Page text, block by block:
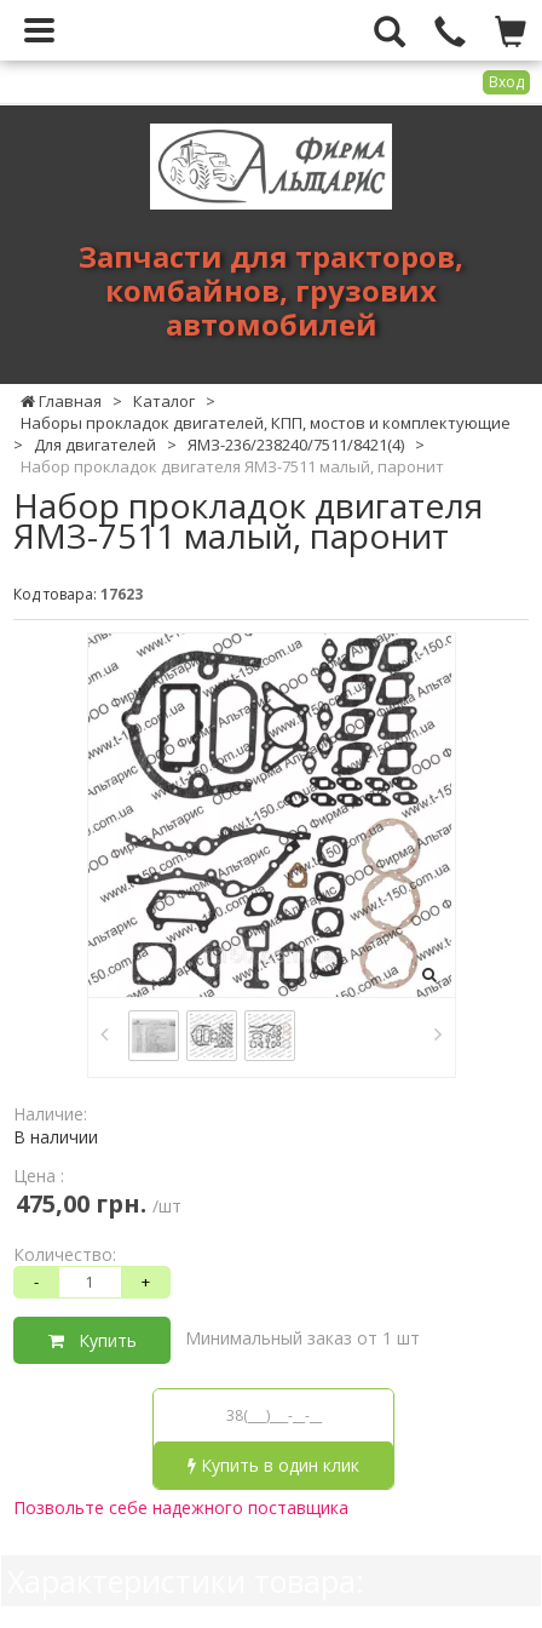
Вход
тракторов,
комбайнов,
Запчасти для тракторов,
комбайнов, грузових
автомобилей
Главная > Каталог >
Наборы прокладок двигателей, КПП, мостов и комплектующие
>
Для двигателей > ЯМЗ-236/238240/7511/8421(4) >
Набор прокладок двигателя ЯМЗ-7511 малый, паронит
Набор прокладок двигателя
ЯМЗ-7511 малый, паронит
Код товара: 17623
Наличие:
В наличии
Цена :
475,00 грн. /шт
Количество:
- +
Купить Минимальный заказ от 1 шт
Купить в один клик
Позвольте себе надежного поставщика